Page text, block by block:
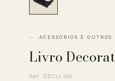
ACESSÓRIOS E OUTROS
Livro
Ref. DEC12.001